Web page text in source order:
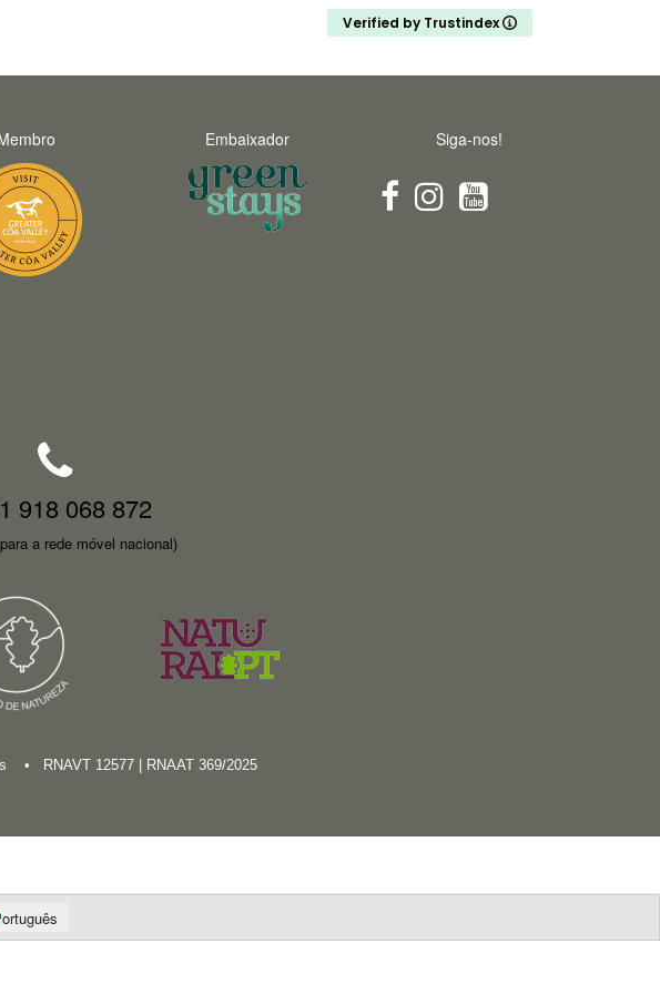
explains everything. His interest and love for
Verified by Trustindex
Embaixador Siga-nos!
918 068 872
a rede móvel nacional)
• RNAVT 12577 | RNAAT 369/2025